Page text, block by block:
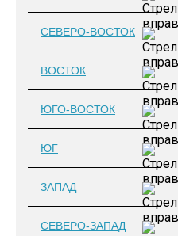
СЕВЕРО-ВОСТОК
ВОСТОК
ЮГО-ВОСТОК
ЮГ
ЗАПАД
СЕВЕРО-ЗАПАД